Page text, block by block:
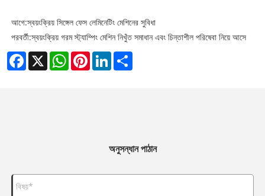
আগে:স্বয়ংক্রিয় সিঙ্গেল ফেস লেমিনেটিং মেশিনের সুবিধা
পরবর্তী:স্বয়ংক্রিয় গরম স্ট্যাম্পিং মেশিন নিখুঁত সমাধান এবং চিন্তাশীল পরিষেবা নিয়ে আসে
Facebook
X WhatsAppPinterestLinkedIn
অনুসন্ধান পাঠান